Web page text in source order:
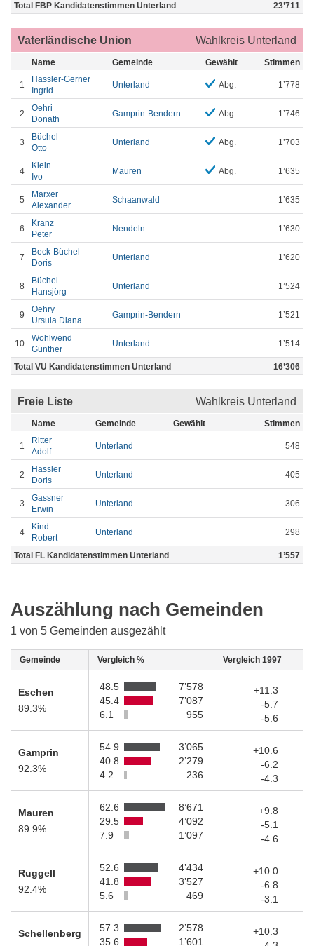
Total FBP Kandidatenstimmen Unterland 23’711
Vaterländische Union Wahlkreis Unterland
Name Gemeinde Gewählt Stimmen
1
Hassler-Gerner
Ingrid
Unterland Abg. 1’778
2
Oehri
Donath
Gamprin-Bendern Abg. 1’746
3
Büchel
Otto
Unterland Abg. 1’703
4
Klein
Ivo
Mauren Abg. 1’635
5
Marxer
Alexander
Schaanwald 1’635
6
Kranz
Peter
Nendeln 1’630
7
Beck-Büchel
Doris
Unterland 1’620
8
Büchel
Hansjörg
Unterland 1’524
9
Oehry
Ursula Diana
Gamprin-Bendern 1’521
10
Wohlwend
Günther
Unterland 1’514
Total VU Kandidatenstimmen Unterland 16’306
Freie Liste Wahlkreis Unterland
Name Gemeinde Gewählt Stimmen
1
Ritter
Adolf
Unterland 548
2
Hassler
Doris
Unterland 405
3
Gassner
Erwin
Unterland 306
4
Kind
Robert
Unterland 298
Total FL Kandidatenstimmen Unterland 1’557
Auszählung nach Gemeinden
1 von 5 Gemeinden ausgezählt
Gemeinde Vergleich % Vergleich 1997
Eschen
89.3%
48.5
7’578
45.4
7’087
6.1
955
+11.3
-5.7
-5.6
Gamprin
92.3%
54.9
3’065
40.8
2’279
4.2
236
+10.6
-6.2
-4.3
Mauren
89.9%
62.6
8’671
29.5
4’092
7.9
1’097
+9.8
-5.1
-4.6
Ruggell
92.4%
52.6
4’434
41.8
3’527
5.6
469
+10.0
-6.8
-3.1
Schellenberg
57.3
2’578
35.6
1’601
+10.3